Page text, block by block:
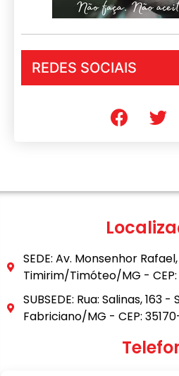
REDES SOCIAIS
SEDE: Av. Monsenhor
Timirim/Timóteo/MG - CEP:
SUBSEDE: Rua: Salinas, 163
Fabriciano/MG - CEP: